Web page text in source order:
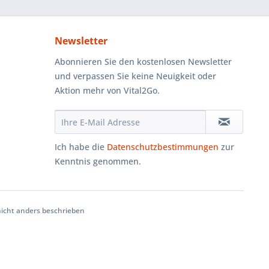
Newsletter
Abonnieren Sie den kostenlosen Newsletter
und verpassen Sie keine Neuigkeit oder
Aktion mehr von Vital2Go.
Ich habe die Datenschutzbestimmungen zur
Kenntnis genommen.
anders beschrieben